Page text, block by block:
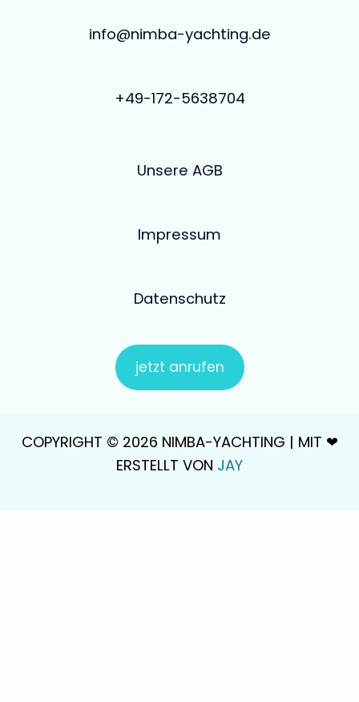
info@nimba-yachting.de
+49-172-5638704
Unsere AGB
Impressum
Datenschutz
jetzt anrufen
COPYRIGHT © 2026 NIMBA-YACHTING | MIT ❤
ERSTELLT VON JAY